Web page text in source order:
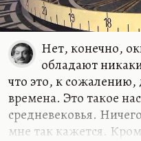
Нет, конечно,
обладают
что это, к
времена. Это такое
средневековья.
мне так кажется.